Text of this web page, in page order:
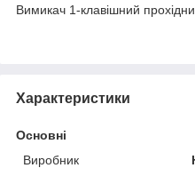
Вимикач 1-клавішний
Характеристики
Основні
Виробник